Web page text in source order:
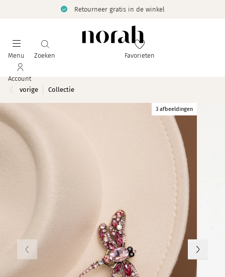
Retourneer gratis in de winkel
Menu Zoeken Favorieten
Account
vorige
Collectie
3 afbeeldingen